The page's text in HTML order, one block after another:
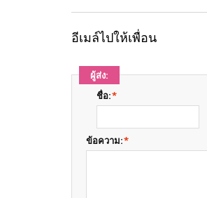
อีเมล์ไปให้เพื่อน
ผู้ส่ง:
*
ชื่อ:
*
ข้อความ: